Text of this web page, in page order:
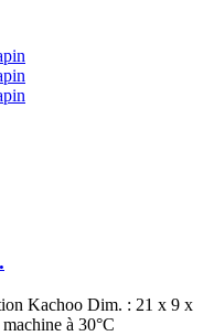
Kachoo Dim. : 21 x 9 x
à 30°C